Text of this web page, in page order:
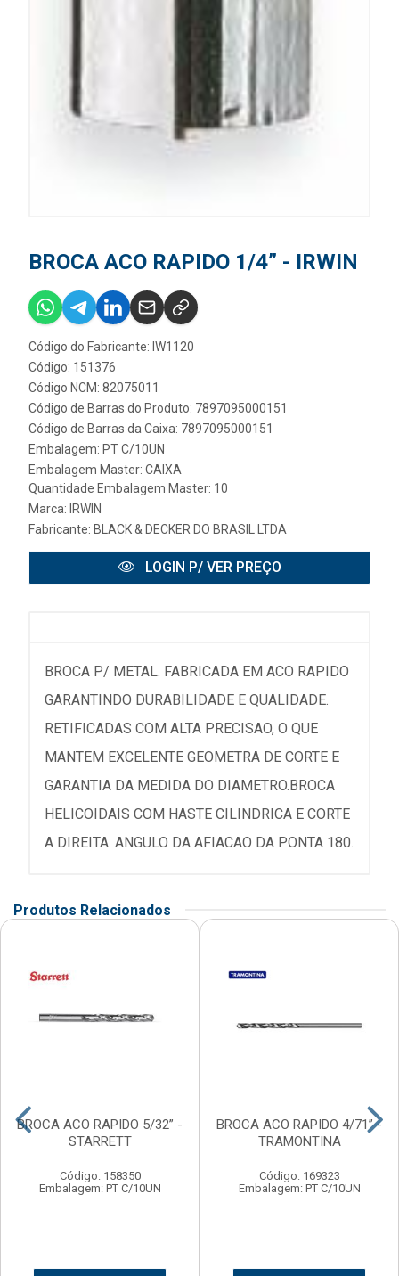
BROCA ACO RAPIDO 1/4” - IRWIN
Código do Fabricante: IW1120
Código: 151376
Código NCM: 82075011
Código de Barras do Produto: 7897095000151
Código de Barras da Caixa: 7897095000151
Embalagem: PT C/10UN
Embalagem Master: CAIXA
Quantidade Embalagem Master: 10
Marca: IRWIN
Fabricante: BLACK & DECKER DO BRASIL LTDA
LOGIN P/ VER PREÇO
BROCA P/ METAL. FABRICADA EM ACO RAPIDO
GARANTINDO DURABILIDADE E QUALIDADE.
RETIFICADAS COM ALTA PRECISAO, O QUE
MANTEM EXCELENTE GEOMETRA DE CORTE E
GARANTIA DA MEDIDA DO DIAMETRO.BROCA
HELICOIDAIS COM HASTE CILINDRICA E CORTE
A DIREITA. ANGULO DA AFIACAO DA PONTA 180.
Produtos Relacionados
BROCA ACO RAPIDO 5/32” -
STARRETT
Código: 158350
Embalagem: PT C/10UN
BROCA ACO RAPIDO 4/71” -
TRAMONTINA
Código: 169323
Embalagem: PT C/10UN